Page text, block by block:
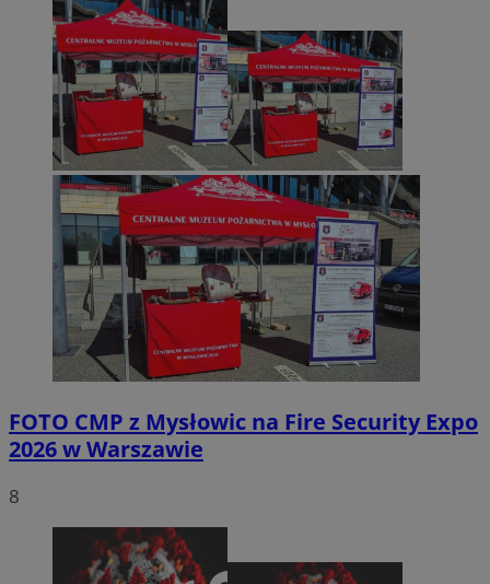
FOTO CMP z Mysłowic na Fire Security Expo
2026 w Warszawie
8